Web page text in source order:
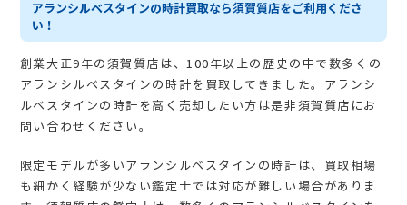
アランシルベスタインの時計買取なら須賀質店をご利用くださ
い！
創業大正9年の須賀質店は、100年以上の歴史の中で数多くの
アランシルベスタインの時計を買取してきました。アランシ
ルベスタインの時計を高く売却したい方は是非須賀質店にお
問い合わせください。
限定モデルが多いアランシルベスタインの時計は、買取相場
も細かく経験が少ない鑑定士では対応が難しい場合がありま